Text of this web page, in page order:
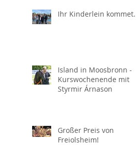
Ihr Kinderlein kommet...
Island in Moosbronn -
Kurswochenende mit
Styrmir Árnason
Großer Preis von
Freiolsheim!